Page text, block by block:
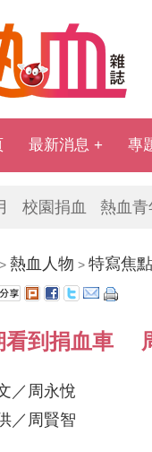
最新消息 專
校園捐血 熱血青
> 熱血人物 > 特寫焦點
看到捐血車
／周永悅
／周賢智